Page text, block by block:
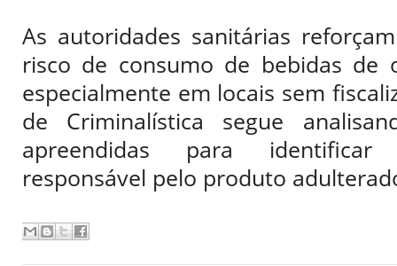
As autoridades sanitárias
risco de consumo de bebidas de
especialmente em locais sem
de Criminalística segue
apreendidas para
responsável pelo produto